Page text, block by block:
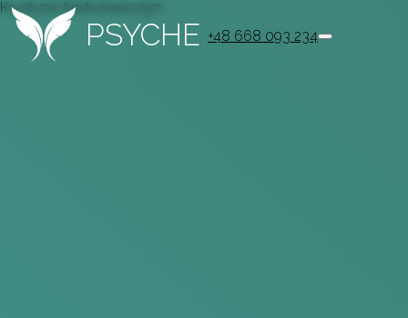
PSYCHE +48 668 093 234
Krystyna Andrunewczyn